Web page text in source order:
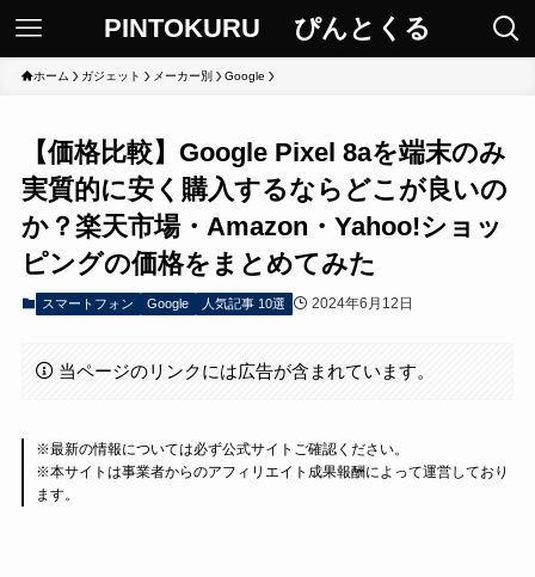
PINTOKURU ぴんとくる
ホーム ガジェット メーカー別 Google
【価格比較】Google Pixel 8aを端末のみ
実質的に安く購入するならどこが良いの
か？楽天市場・Amazon・Yahoo!ショッ
ピングの価格をまとめてみた
スマートフォン Google 人気記事 10選 2024年6月12日
当ページのリンクには広告が含まれています。
※最新の情報については必ず公式サイトご確認ください。
※本サイトは事業者からのアフィリエイト成果報酬によって運営しており
ます。